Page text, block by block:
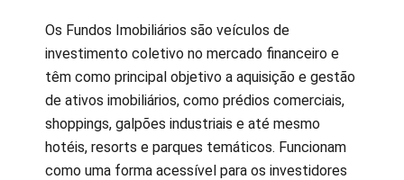
Os Fundos Imobiliários são veículos de
investimento coletivo no mercado financeiro e
têm como principal objetivo a aquisição e gestão
de ativos imobiliários, como prédios comerciais,
shoppings, galpões industriais e até mesmo
hotéis, resorts e parques temáticos. Funcionam
como uma forma acessível para os investidores